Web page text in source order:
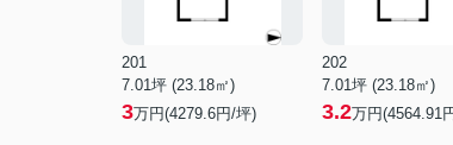
201
7.01坪 (23.18㎡)
3万円(4279.6円/坪)
202
7.01坪 (23.18㎡)
3.2万円(4564.91